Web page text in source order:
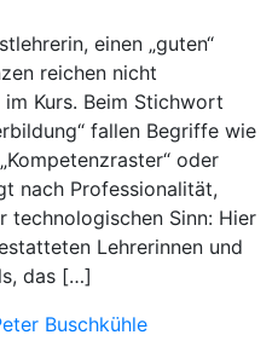
einen „guten“
reichen nicht
Kurs. Beim Stichwort
fallen Begriffe wie
oder
nach Professionalität,
technologischen Sinn: Hier
Lehrerinnen und
das […]
Buschkühle